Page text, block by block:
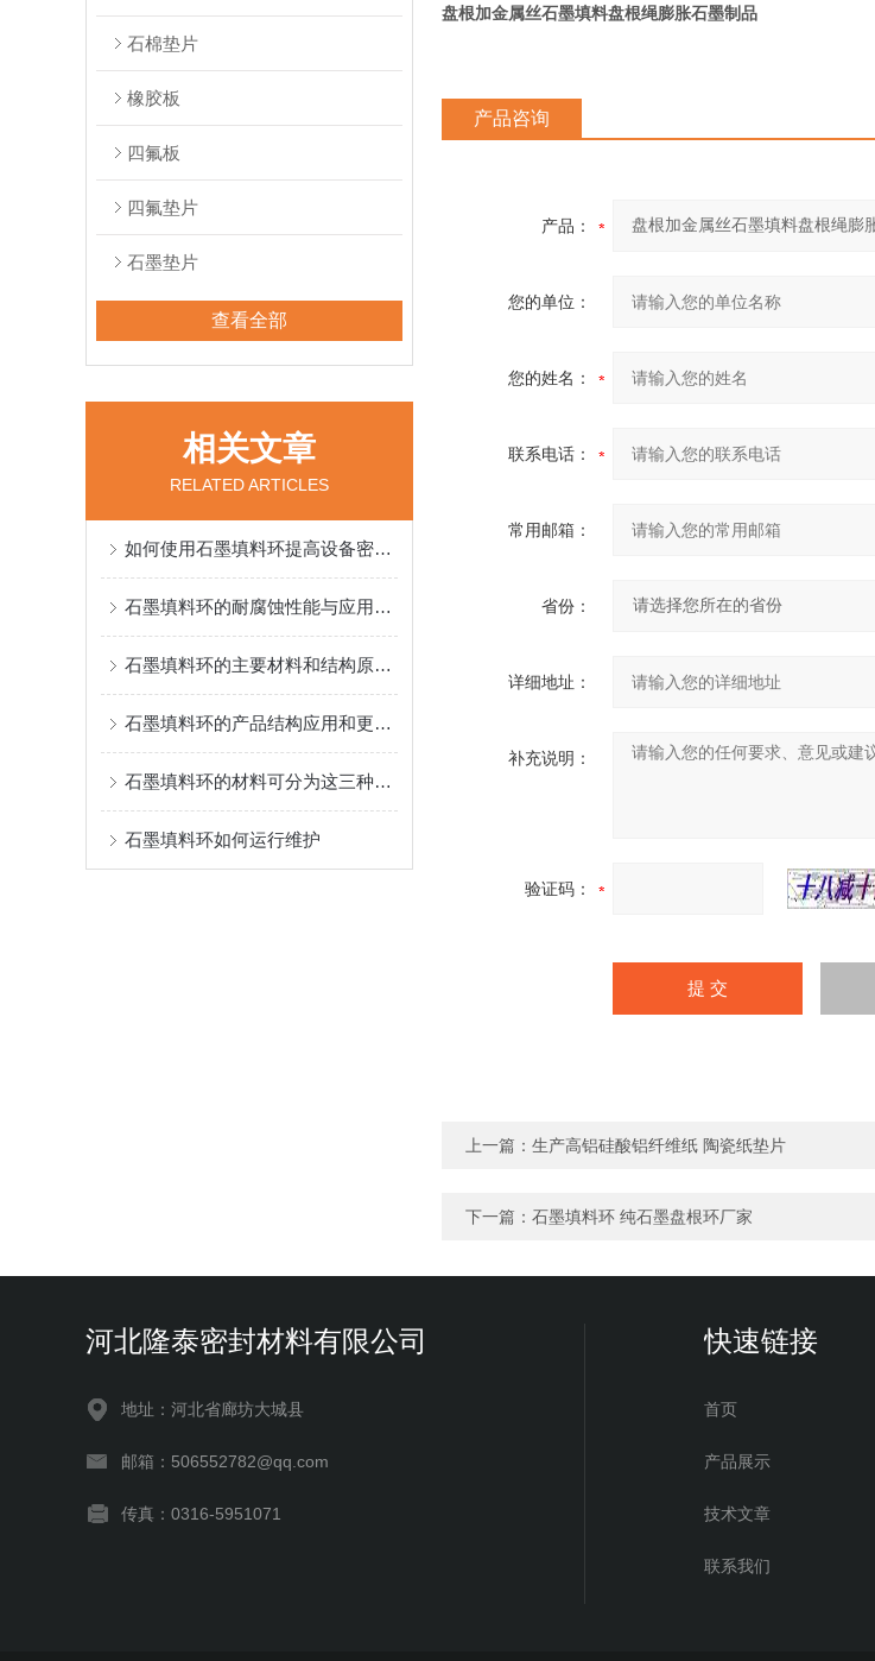
石棉垫片
橡胶板
四氟板
四氟垫片
石墨垫片
查看全部
相关文章
RELATED ARTICLES
如何使用石墨填料环提高设备密封性能？
石墨填料环的耐腐蚀性能与应用解析
石墨填料环的主要材料和结构原理说明
石墨填料环的产品结构应用和更换工序介绍
石墨填料环的材料可分为这三种类型
石墨填料环如何运行维护
盘根加金属丝石墨填料盘根绳膨胀石墨制品
产品咨询
产品：
您的单位：
您的姓名：
联系电话：
常用邮箱：
省份：
详细地址：
补充说明：
验证码：
上一篇： 生产高铝硅酸铝纤维纸 陶瓷纸垫片
下一篇： 石墨填料环 纯石墨盘根环厂家
河北隆泰密封材料有限公司
地址：河北省廊坊大城县
邮箱：506552782@qq.com
传真：0316-5951071
快速链接
首页
产品展示
技术文章
联系我们